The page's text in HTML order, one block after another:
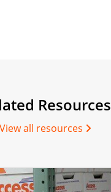
Resources
View all resources